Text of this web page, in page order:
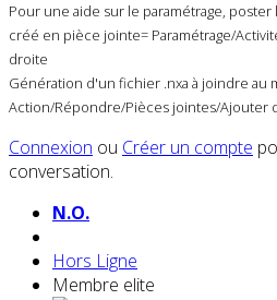
Pour une aide sur le paramétrage,
créé en pièce jointe= Paramétrage/
droite
Génération d'un fichier .nxa à joindre au
Action/Répondre/Pièces jointes/Ajouter
Connexion ou Créer un compte
conversation.
N.O.
Hors Ligne
Membre elite